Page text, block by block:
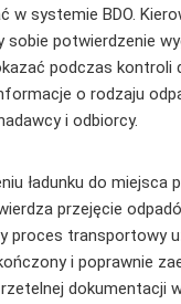
w systemie BDO.
sobie potwierdzenie
podczas kontroli
o rodzaju
i odbiorcy.
ładunku do miejsca
przejęcie
proces transportowy
i poprawnie
dokumentacji